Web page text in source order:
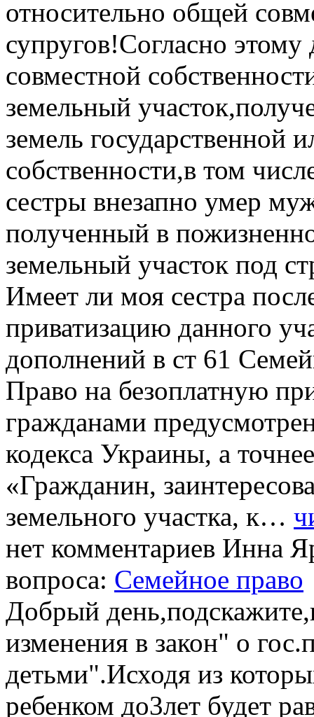
относительно общей
супругов!Согласно
совместной
земельный
земель государственной
собственности,в том
сестры внезапно умер
полученный в
земельный участок под
Имеет ли моя сестра
приватизацию данного
дополнений в ст 61
Право на безоплатную
гражданами
кодекса Украины, а
«Гражданин,
земельного участка, к…
нет комментариев Инна
вопроса: Семейное право
Добрый
изменения в закон" о
детьми".Исходя из
ребенком до3лет будет